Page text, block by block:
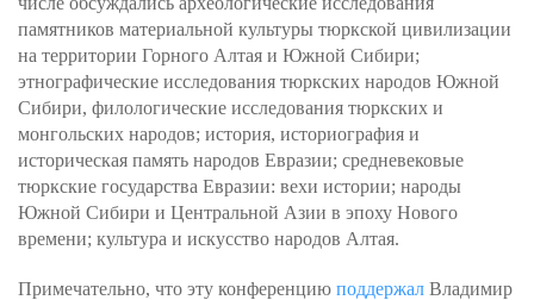
памятников материальной культуры тюркской цивилизации
на территории Горного Алтая и Южной Сибири;
этнографические исследования тюркских народов Южной
Сибири, филологические исследования тюркских и
монгольских народов; история, историография и
историческая память народов Евразии; средневековые
тюркские государства Евразии: вехи истории; народы
Южной Сибири и Центральной Азии в эпоху Нового
времени; культура и искусство народов Алтая.
Примечательно, что эту конференцию поддержал Владимир